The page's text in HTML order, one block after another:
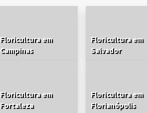
Floricultura em
Campinas
Floricultura em
Salvador
Floricultura em
Fortaleza
Floricultura em
Florianópolis